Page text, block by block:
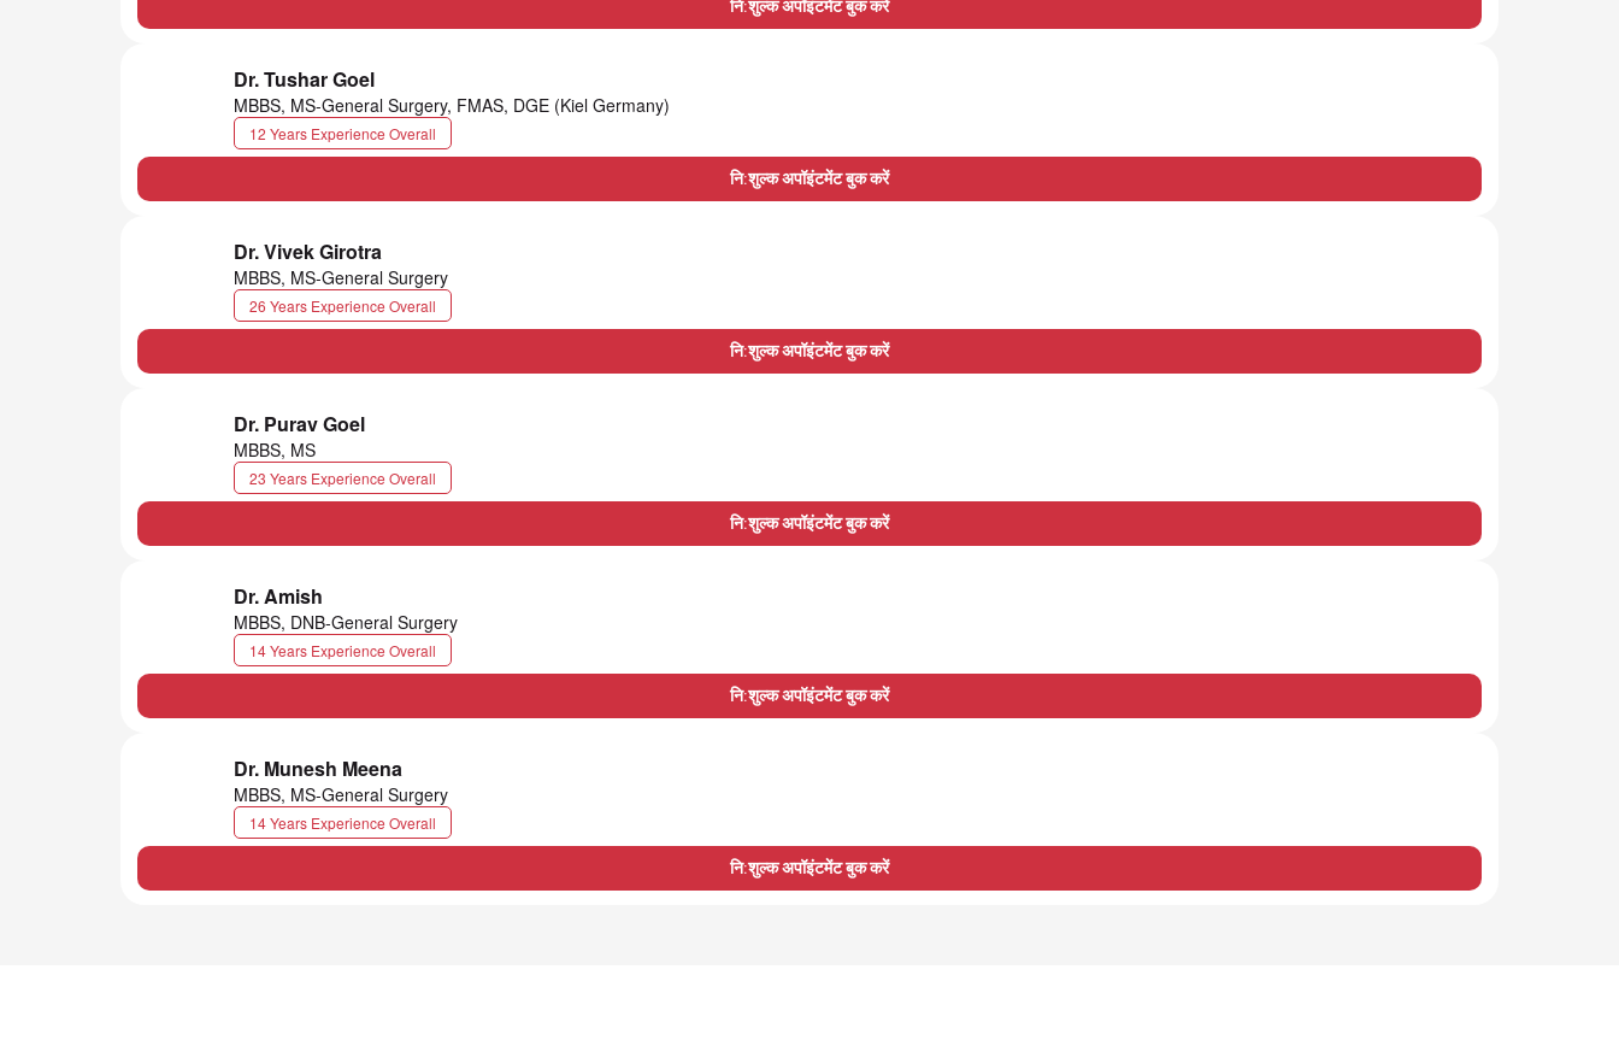
नि:शुल्क अपॉइंटमेंट बुक करें
Dr. Tushar Goel
MBBS, MS-General Surgery, FMAS, DGE (Kiel Germany)
12 Years Experience Overall
नि:शुल्क अपॉइंटमेंट बुक करें
Dr. Vivek Girotra
MBBS, MS-General Surgery
26 Years Experience Overall
नि:शुल्क अपॉइंटमेंट बुक करें
Dr. Purav Goel
MBBS, MS
23 Years Experience Overall
नि:शुल्क अपॉइंटमेंट बुक करें
Dr. Amish
MBBS, DNB-General Surgery
14 Years Experience Overall
नि:शुल्क अपॉइंटमेंट बुक करें
Dr. Munesh Meena
MBBS, MS-General Surgery
14 Years Experience Overall
नि:शुल्क अपॉइंटमेंट बुक करें